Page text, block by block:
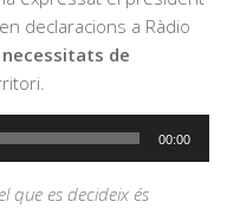
declaracions a Ràdio
necessitats de
00:00
que es decideix és